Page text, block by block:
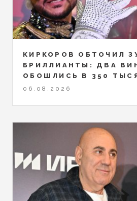
КИРКОРОВ ОБТОЧИЛ
БРИЛЛИАНТЫ: ДВА
ОБОШЛИСЬ В 350
06.08.2026